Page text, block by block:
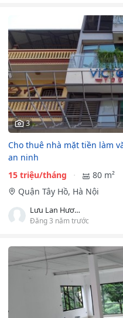
3
Cho thuê nhà mặt tiền làm
an ninh
15 triệu/tháng
80 m²
Quận Tây Hồ, Hà Nội
Lưu Lan Hương
Đăng 3 năm trước